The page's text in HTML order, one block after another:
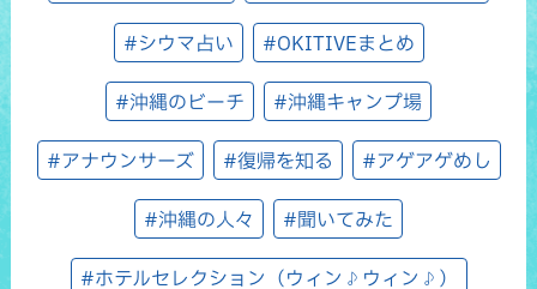
#シウマ占い #OKITIVEまとめ
#沖縄のビーチ #沖縄キャンプ場
#アナウンサーズ #復帰を知る #アゲアゲめし
#沖縄の人々 #聞いてみた
#ホテルセレクション（ウィン♪ウィン♪）